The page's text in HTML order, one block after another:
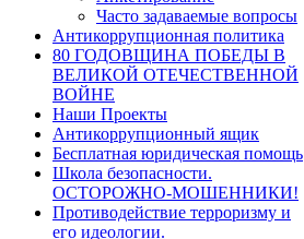
Часто задаваемые вопросы
Антикоррупционная политика
80 ГОДОВЩИНА ПОБЕДЫ В
ВЕЛИКОЙ ОТЕЧЕСТВЕННОЙ
ВОЙНЕ
Наши Проекты
Антикоррупционный ящик
Бесплатная юридическая помощь
Школа безопасности.
ОСТОРОЖНО-МОШЕННИКИ!
Противодействие терроризму и
его идеологии.